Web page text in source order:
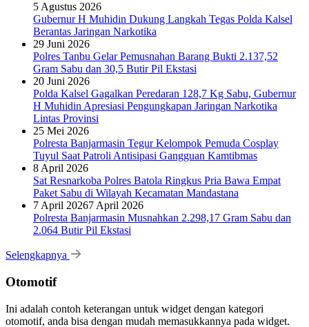
5 Agustus 2026
Gubernur H Muhidin Dukung Langkah Tegas Polda Kalsel
Berantas Jaringan Narkotika
29 Juni 2026
Polres Tanbu Gelar Pemusnahan Barang Bukti 2.137,52
Gram Sabu dan 30,5 Butir Pil Ekstasi
20 Juni 2026
Polda Kalsel Gagalkan Peredaran 128,7 Kg Sabu, Gubernur
H Muhidin Apresiasi Pengungkapan Jaringan Narkotika
Lintas Provinsi
25 Mei 2026
Polresta Banjarmasin Tegur Kelompok Pemuda Cosplay
Tuyul Saat Patroli Antisipasi Gangguan Kamtibmas
8 April 2026
Sat Resnarkoba Polres Batola Ringkus Pria Bawa Empat
Paket Sabu di Wilayah Kecamatan Mandastana
7 April 20267 April 2026
Polresta Banjarmasin Musnahkan 2.298,17 Gram Sabu dan
2.064 Butir Pil Ekstasi
Selengkapnya
Otomotif
Ini adalah contoh keterangan untuk widget dengan kategori
otomotif, anda bisa dengan mudah memasukkannya pada widget.